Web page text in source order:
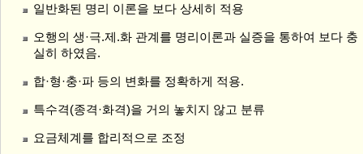
일반화된 명리 이론을 보다 상세히 적용
오행의 생·극.제.화 관계를 명리이론과 실증을 통하여 보다 충
실히 하였음.
합·형·충·파 등의 변화를 정확하게 적용.
특수격(종격·화격)을 거의 놓치지 않고 분류
요금체계를 합리적으로 조정